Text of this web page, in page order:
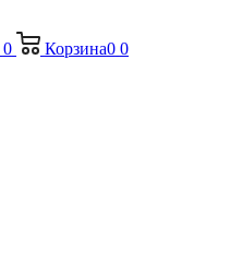
0 Корзина0 0